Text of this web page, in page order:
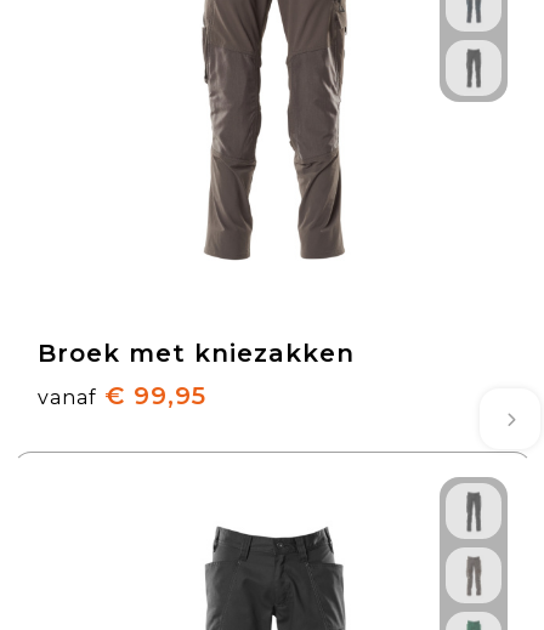
Broek met kniezakken
vanaf € 99,95